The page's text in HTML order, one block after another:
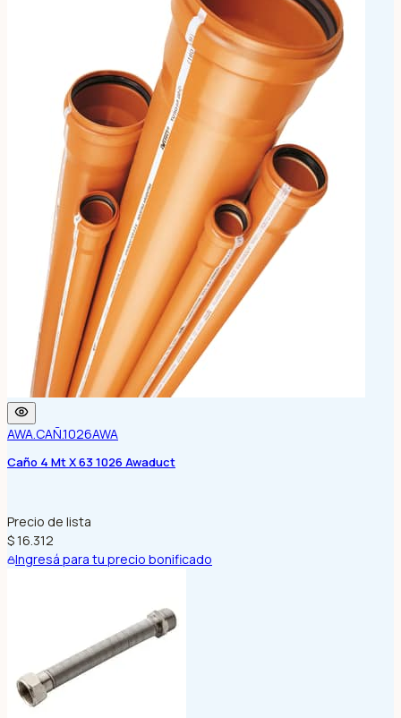
AWA.CAÑ.1026AWA
Caño 4 Mt X 63 1026 Awaduct
Precio de lista
$ 16.312
Ingresá para tu precio bonificado